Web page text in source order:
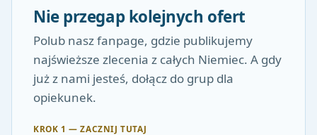
Nie przegap kolejnych ofert
Polub nasz fanpage, gdzie publikujemy
najświeższe zlecenia z całych Niemiec. A gdy
już z nami jesteś, dołącz do grup dla
opiekunek.
KROK 1 — ZACZNIJ TUTAJ